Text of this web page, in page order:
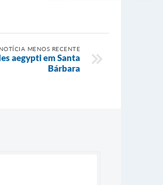
NOTÍCIA MENOS RECENTE
aegypti em Santa
Bárbara